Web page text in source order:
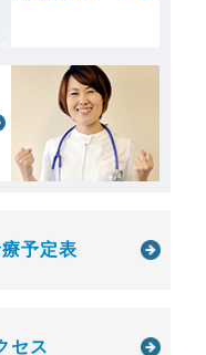
予定表
セス